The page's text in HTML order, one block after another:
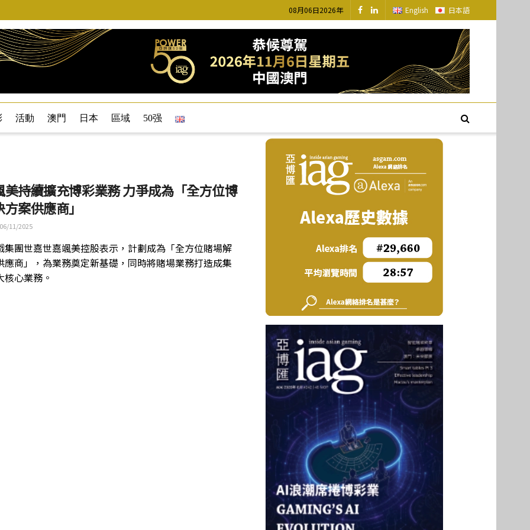
08月06日2026年 English 日本語
活動 澳門 日本 區域 50强
美持續擴充博彩業務 力爭成為「全方位博
案供應商」
11/2025
集團世嘉世嘉颯美控股表示，計劃成為「全方位賭場解
應商」，為業務奠定新基礎，同時將賭場業務打造成集
核心業務。